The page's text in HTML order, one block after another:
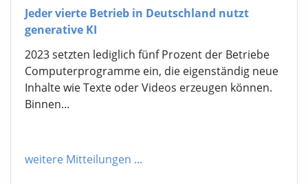
Jeder vierte Betrieb in Deutschland nutzt
generative KI
2023 setzten lediglich fünf Prozent der Betriebe
Computerprogramme ein, die eigenständig neue
Inhalte wie Texte oder Videos erzeugen können.
Binnen...
weitere Mitteilungen ...